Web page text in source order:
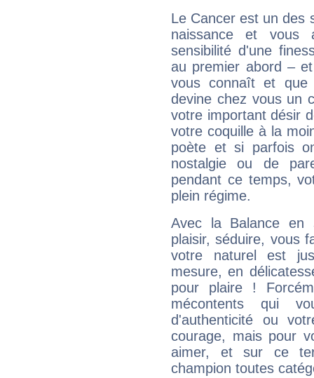
Le Cancer est un des
naissance et vous
sensibilité d'une
au premier abord –
vous connaît et
devine chez vous un
votre important désir
votre coquille à la
poète et si parfois
nostalgie ou de
pendant ce temps,
plein régime.
Avec la Balance en
plaisir, séduire, vous
votre naturel est
mesure, en
pour plaire !
mécontents qui
d'authenticité ou
courage, mais pour
aimer, et sur ce
champion toutes